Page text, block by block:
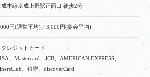
成本線京成上野駅正面口 徒歩2分
円(通常平均)／3,000円(宴会平均)
レジットカード
、Mastercard、JCB、AMERICAN EXPRESS、
、銀聯、discoverCard